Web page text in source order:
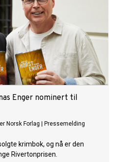
Enger nominert til
Norsk Forlag Pressemelding
krimbok, og nå er den
Rivertonprisen.